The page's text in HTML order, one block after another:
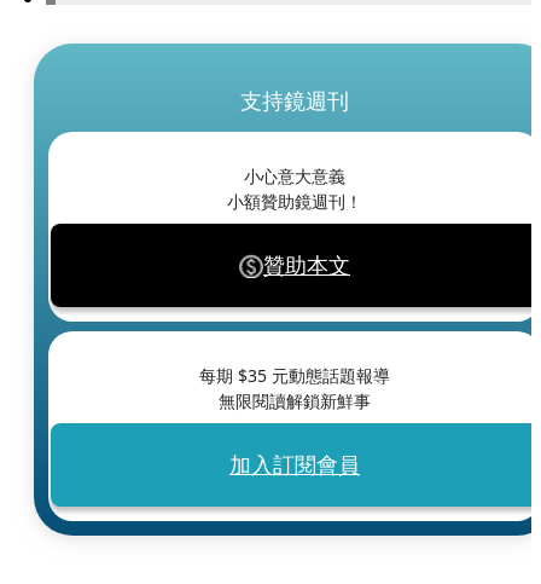
支持鏡週刊
小心意大意義
小額贊助鏡週刊！
贊助本文
每期 $35 元動態話題報導
無限閱讀解鎖新鮮事
加入訂閱會員